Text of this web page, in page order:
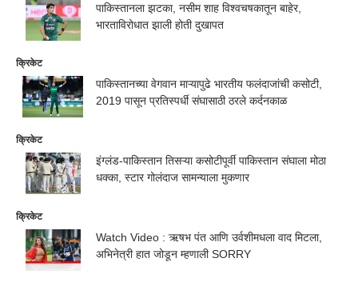
पाकिस्तानला झटका, नसीम शाह विश्वचषकातून बाहेर,
भारताविरोधात झाली होती दुखापत
क्रिकेट
पाकिस्तानच्या वेगवान माऱ्यापुढे भारतीय फलंदाजांची कसोटी,
2019 पासून प्रतिस्पर्धी संघासाठी ठरले कर्दनकाळ
क्रिकेट
इंग्लंड-पाकिस्तान तिसऱ्या कसोटीपूर्वी पाकिस्तान संघाला मोठा
धक्का, स्टार गोलंदाज सामन्याला मुकणार
क्रिकेट
Watch Video : ऋषभ पंत आणि उर्वशीमधला वाद मिटला,
अभिनेत्री हात जोडून म्हणाली SORRY